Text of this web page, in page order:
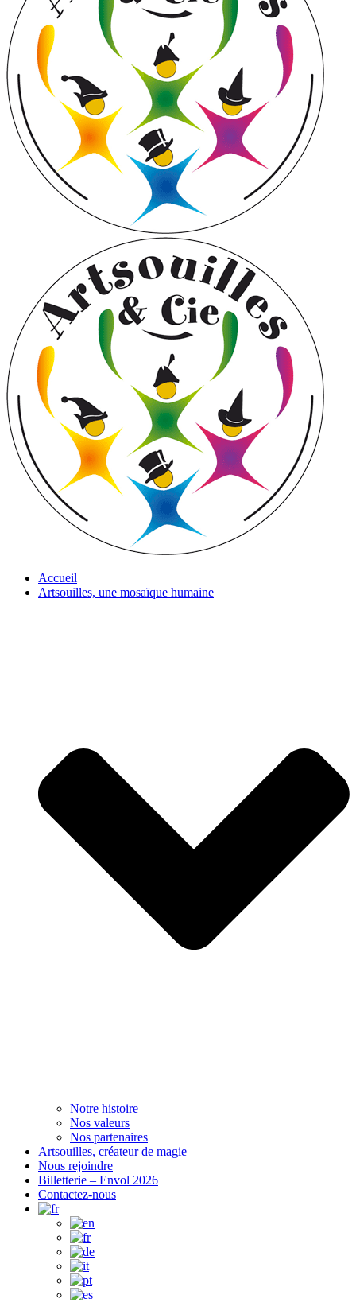
Accueil
Artsouilles, une mosaïque humaine
Notre histoire
Nos valeurs
Nos partenaires
Artsouilles, créateur de magie
Nous rejoindre
Billetterie – Envol 2026
Contactez-nous